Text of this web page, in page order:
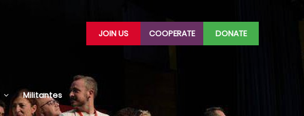
JOIN US COOPERATE DONATE
Militantes